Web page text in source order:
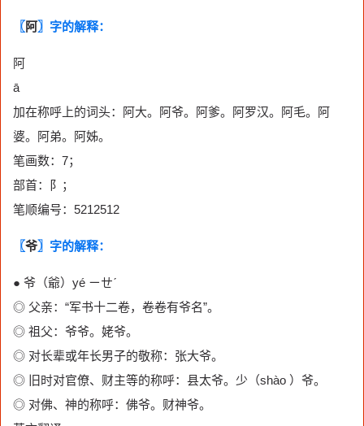
〖阿〗字的解释：
阿
ā
加在称呼上的词头：阿大。阿爷。阿爹。阿罗汉。阿毛。阿
婆。阿弟。阿姊。
笔画数：7；
部首：阝；
笔顺编号：5212512
〖爷〗字的解释：
● 爷（爺）yé ㄧㄝˊ
◎ 父亲：“军书十二卷，卷卷有爷名”。
◎ 祖父：爷爷。姥爷。
◎ 对长辈或年长男子的敬称：张大爷。
◎ 旧时对官僚、财主等的称呼：县太爷。少（shào ）爷。
◎ 对佛、神的称呼：佛爷。财神爷。